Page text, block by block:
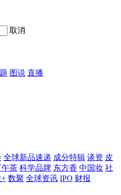
取消
图说 直播
全球新品速递 成分特辑 谈资 皮
茶 科学品牌 东方香 中国妆 社
+ 数聚 全球资讯 IPO 财报